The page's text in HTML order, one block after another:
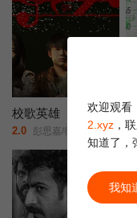
校歌英雄
2.0 彭思嘉/徐畅/黄黎/
欢迎观看
2.xyz ，
知道了，
我知